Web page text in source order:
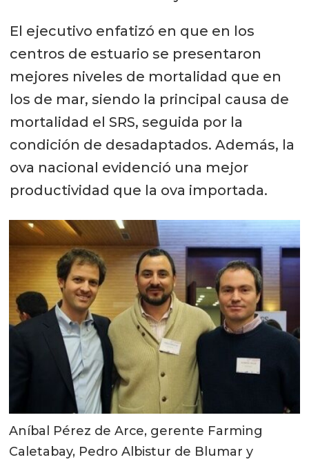
El ejecutivo enfatizó en que en los
centros de estuario se presentaron
mejores niveles de mortalidad que en
los de mar, siendo la principal causa de
mortalidad el SRS, seguida por la
condición de desadaptados. Además, la
ova nacional evidenció una mejor
productividad que la ova importada.
Aníbal Pérez de Arce, gerente Farming
Caletabay, Pedro Albistur de Blumar y